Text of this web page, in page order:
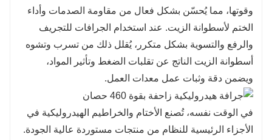
وقوتها، مما يُحسّن بشكل فعال من مقاومة الصدمات وأداء
الختم لأسطوانة الزيت. عند استخدام الجرافات للتجريف
والرفع والتسوية بشكل متكرر، يُقلل ذلك من تسرب وتشوه
أسطوانة الزيت الناتج عن تقلبات الضغط وتأثير المواد،
ويضمن دقة وثبات عمل معدات العمل.
في الوقت نفسه، تُصنع الأختام والخراطيم الهيدروليكية في
الأجزاء الرئيسية للنظام من منتجات مستوردة عالية الجودة.